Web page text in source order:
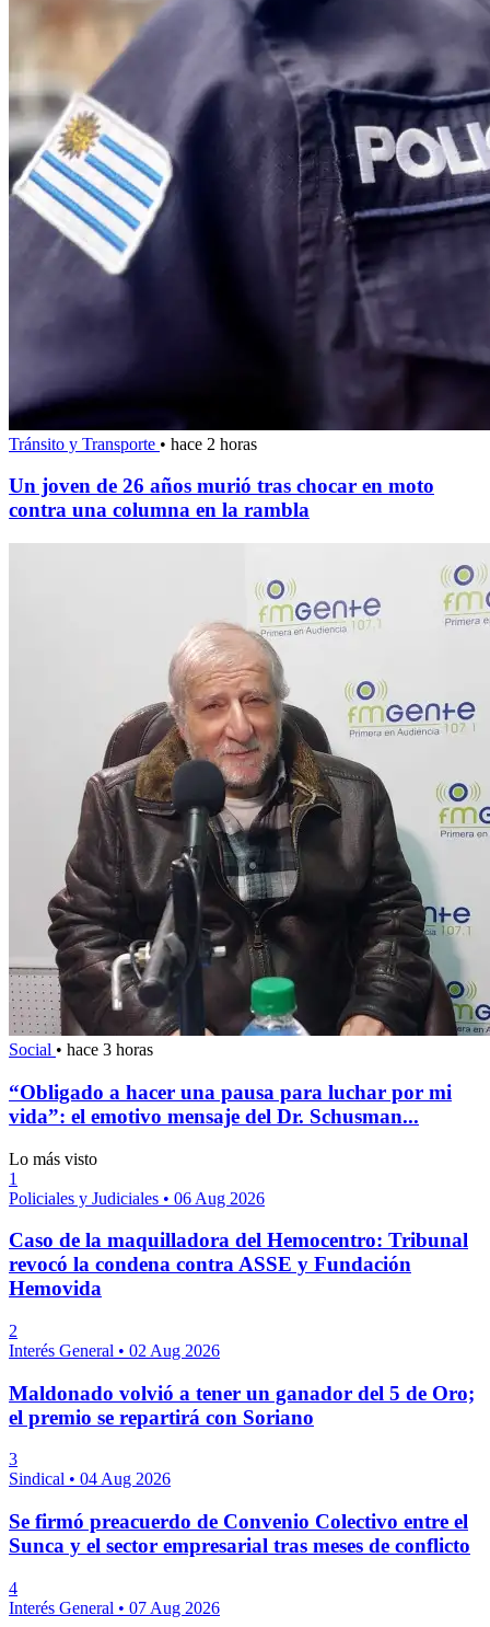
Tránsito y Transporte • hace 2 horas
Un joven de 26 años murió tras chocar en moto
contra una columna en la rambla
Social • hace 3 horas
“Obligado a hacer una pausa para luchar por mi
vida”: el emotivo mensaje del Dr. Schusman...
Lo más visto
1
Policiales y Judiciales • 06 Aug 2026
Caso de la maquilladora del Hemocentro: Tribunal
revocó la condena contra ASSE y Fundación
Hemovida
2
Interés General • 02 Aug 2026
Maldonado volvió a tener un ganador del 5 de Oro;
el premio se repartirá con Soriano
3
Sindical • 04 Aug 2026
Se firmó preacuerdo de Convenio Colectivo entre el
Sunca y el sector empresarial tras meses de conflicto
4
Interés General • 07 Aug 2026